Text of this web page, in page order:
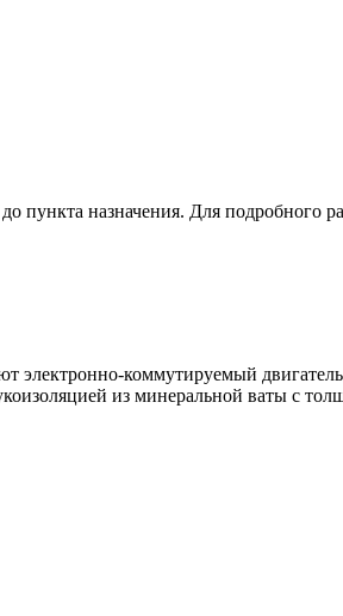
пункта назначения. Для подробного
электронно-коммутируемый
из минеральной ваты с